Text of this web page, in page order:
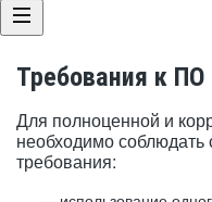
Требования к ПО
Для полноценной и
необходимо
требования: